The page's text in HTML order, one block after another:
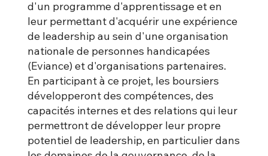
d'un programme d'apprentissage et en
leur permettant d'acquérir une expérience
de leadership au sein d'une organisation
nationale de personnes handicapées
(Eviance) et d'organisations partenaires.
En participant à ce projet, les boursiers
développeront des compétences, des
capacités internes et des relations qui leur
permettront de développer leur propre
potentiel de leadership, en particulier dans